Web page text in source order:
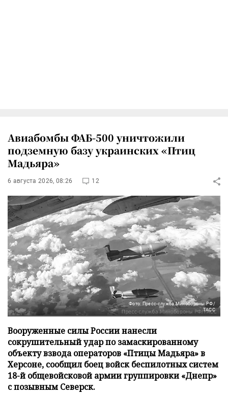
Авиабомбы ФАБ-500 уничтожили
подземную базу украинских «Птиц
Мадьяра»
6 августа 2026, 08:26 12
Фото: Пресс-служба Минобороны РФ/
ТАСС
Вооруженные силы России нанесли
сокрушительный удар по замаскированному
объекту взвода операторов «Птицы Мадьяра» в
Херсоне, сообщил боец войск беспилотных систем
18-й общевойсковой армии группировки «Днепр»
с позывным Северск.